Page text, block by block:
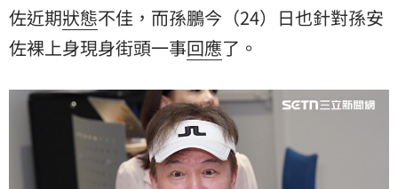
佐近期狀態不佳，而孫鵬今（24）日也針對孫安
佐裸上身現身街頭一事回應了。